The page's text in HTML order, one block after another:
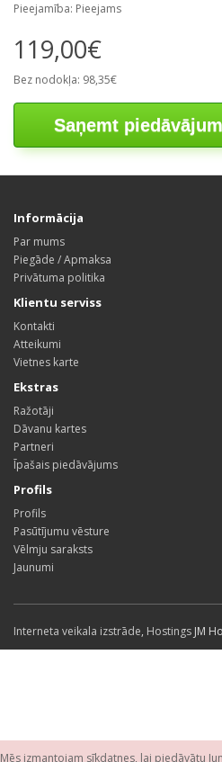
Pieejamība: Pieejams
119,00€
Bez nodokļa: 98,35€
Saņemt
Informācija
Par mums
Piegāde / Apmaksa
Privātuma politika
Klientu serviss
Kontakti
Atteikumi
Vietnes karte
Ekstras
Ražotāji
Dāvanu kartes
Partneri
Īpašais piedāvājums
Profils
Profils
Pasūtījumu vēsture
Vēlmju saraksts
Jaunumi
Interneta veikala izstrāde, Hostings JM
Mēs izmantojam sīkdatnes, lai piedāvātu